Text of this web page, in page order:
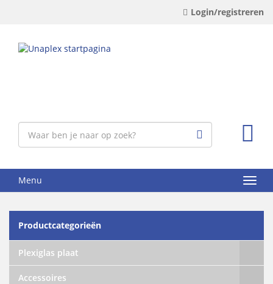
Login/registreren
Menu
Productcategorieën
Plexiglas plaat
Accessoires